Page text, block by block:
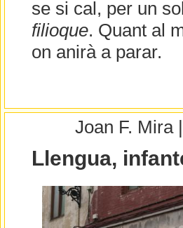
se si cal, per un
filioque. Quant al
on anirà a parar.
Joan F.
Llengua,